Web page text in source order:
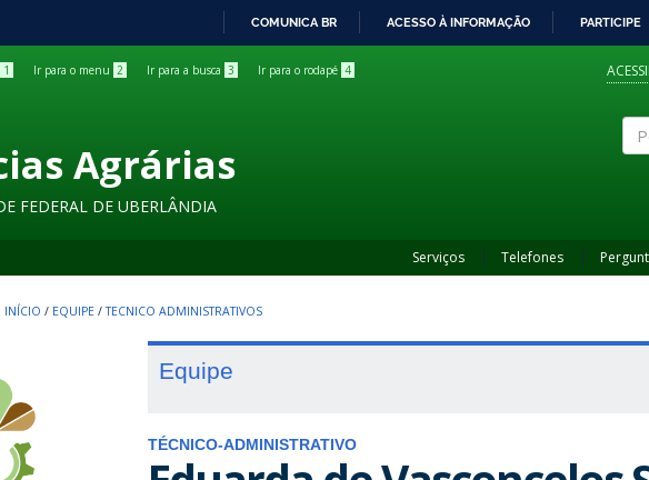
COMUNICA BR ACESSO À INFORMAÇÃO PARTICIPE
1 Ir para o menu 2 Ir para a busca 3 Ir para o rodapé 4
Agrárias
FEDERAL DE UBERLÂNDIA
Serviços Telefones
INÍCIO / EQUIPE / TECNICO ADMINISTRATIVOS
Equipe
TÉCNICO-ADMINISTRATIVO